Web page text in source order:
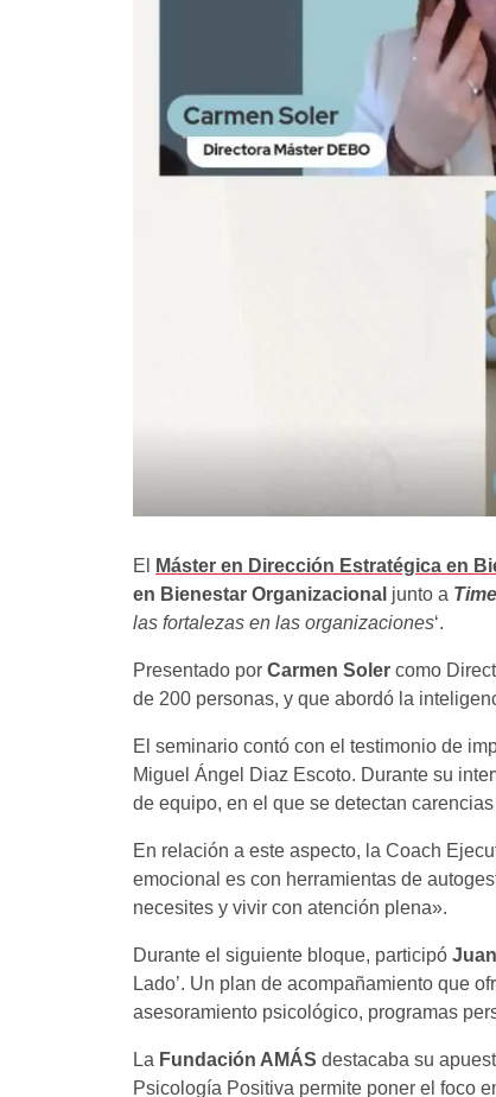
El Máster en Dirección Estratégica en
en Bienestar Organizacional junto a
las fortalezas en las organizaciones‘.
Presentado por Carmen Soler como
de 200 personas, y que abordó la
El seminario contó con el testimonio de
Miguel Ángel Diaz Escoto. Durante su
de equipo, en el que se detectan
En relación a este aspecto, la Coach
emocional es con herramientas de
necesites y vivir con atención plena».
Durante el siguiente bloque, participó
Lado’. Un plan de acompañamiento que
asesoramiento psicológico, programas
La Fundación AMÁS destacaba su
Psicología Positiva permite poner el foco